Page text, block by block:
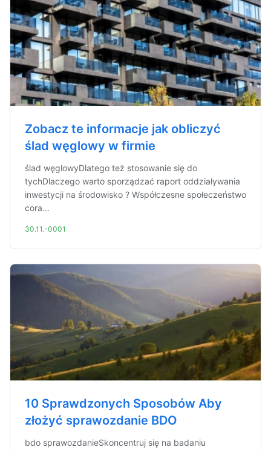
Zobacz te informacje jak obliczyć
ślad węglowy w firmie
ślad węglowyDlatego też stosowanie się do
tychDlaczego warto sporządzać raport oddziaływania
inwestycji na środowisko ? Współczesne społeczeństwo
cora...
30.11.-0001
10 Sprawdzonych Sposobów Aby
złożyć sprawozdanie BDO
bdo sprawozdanieSkoncentruj się na badaniu